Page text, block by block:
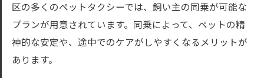
区の多くのペットタクシーでは、飼い主の同乗が可能な
プランが用意されています。同乗によって、ペットの精
神的な安定や、途中でのケアがしやすくなるメリットが
あります。